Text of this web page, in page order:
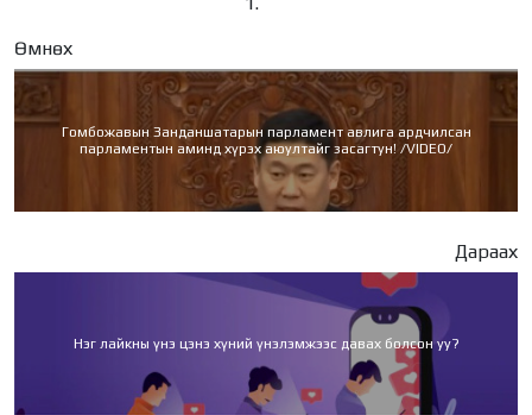
Өмнөх
Гомбожавын Занданшатарын парламент авлига ардчилсан
парламентын аминд хүрэх аюултайг засагтун! /VIDEO/
Дараах
Нэг лайкны үнэ цэнэ хүний үнэлэмжээс давах болсон уу?